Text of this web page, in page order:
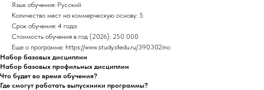
Язык обучения: Русский
Количество мест на коммерческую основу: 5
Срок обучения: 4 года
Стоимость обучения в год (2026): 250 000
Еще о программе: https://www.study.sfedu.ru/390302ino
Набор базовых дисциплин
Набор базовых профильных дисциплин
Что будет во время обучения?
Где смогут работать выпускники программы?